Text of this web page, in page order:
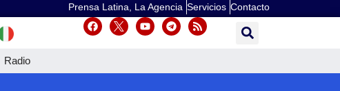
Prensa Latina, La Agencia Servicios Contacto
Radio